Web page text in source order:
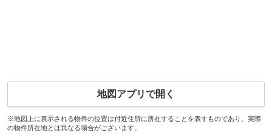
地図アプリで開く
※地図上に表示される物件の位置は付近住所に所在することを表すものであり、実際
の物件所在地とは異なる場合がございます。